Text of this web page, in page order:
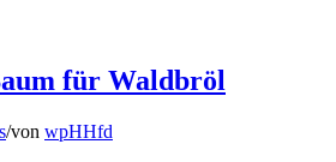
für Waldbröl
/von wpHHfd